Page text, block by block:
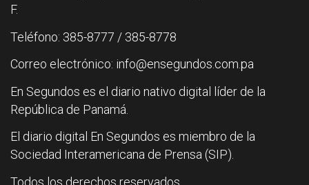
F.
Teléfono: 385-8777 / 385-8778
Correo electrónico: info@ensegundos.com.pa
En Segundos es el diario nativo digital líder de la
República de Panamá.
El diario digital En Segundos es miembro de la
Sociedad Interamericana de Prensa (SIP).
Todos los derechos reservados.